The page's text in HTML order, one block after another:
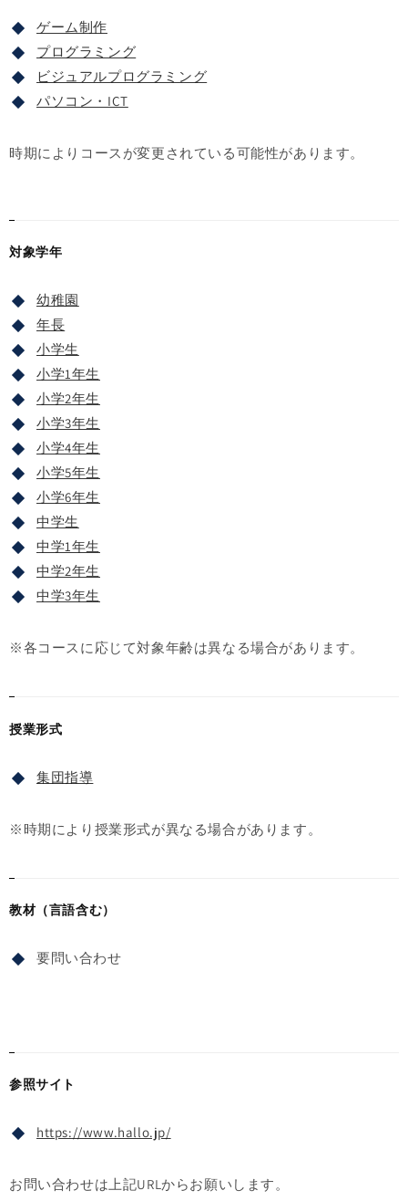
ゲーム制作
プログラミング
ビジュアルプログラミング
パソコン・ICT
時期によりコースが変更されている可能性があります。
対象学年
幼稚園
年長
小学生
小学1年生
小学2年生
小学3年生
小学4年生
小学5年生
小学6年生
中学生
中学1年生
中学2年生
中学3年生
※各コースに応じて対象年齢は異なる場合があります。
授業形式
集団指導
※時期により授業形式が異なる場合があります。
教材（言語含む）
要問い合わせ
参照サイト
https://www.hallo.jp/
お問い合わせは上記URLからお願いします。